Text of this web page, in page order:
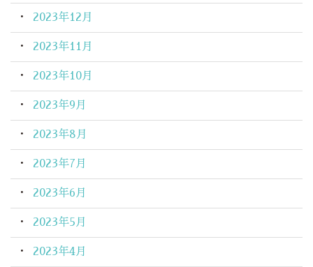
2023年12月
2023年11月
2023年10月
2023年9月
2023年8月
2023年7月
2023年6月
2023年5月
2023年4月